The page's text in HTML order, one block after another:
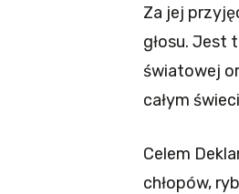
Za jej
głosu. Jest
światowej
całym
Celem
chłopów,